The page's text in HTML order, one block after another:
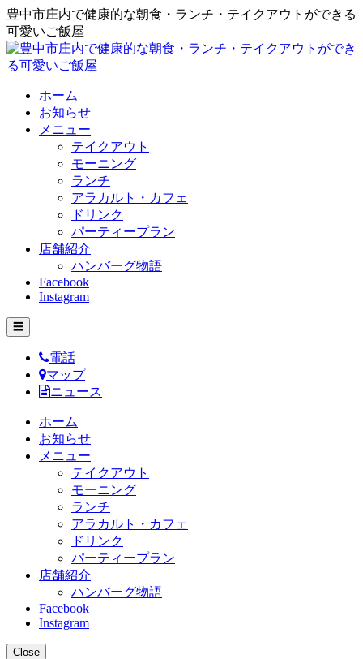
豊中市庄内で健康的な朝食・ランチ・テイクアウトができる
可愛いご飯屋
ホーム
お知らせ
メニュー
テイクアウト
モーニング
ランチ
アラカルト・カフェ
ドリンク
パーティープラン
店舗紹介
ハンバーグ物語
Facebook
Instagram
☰
電話
マップ
ニュース
ホーム
お知らせ
メニュー
テイクアウト
モーニング
ランチ
アラカルト・カフェ
ドリンク
パーティープラン
店舗紹介
ハンバーグ物語
Facebook
Instagram
Close